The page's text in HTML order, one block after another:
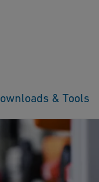
& Tools